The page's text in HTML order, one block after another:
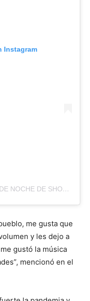
Instagram
UNA PUBLICACIÓN COMPARTIDA DE NOCHE DE SHOW (@NOCHEDESHOWPY)
me gusta que
y les dejo a
gustó la música
mencionó en el